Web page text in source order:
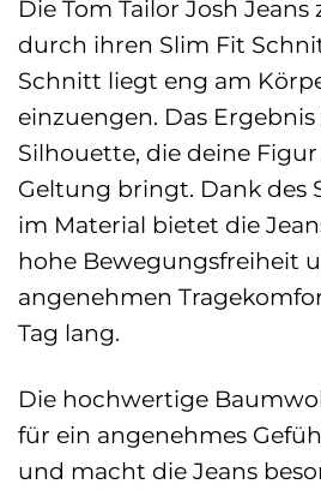
Die Tom Tailor Josh
durch ihren Slim Fit
Schnitt liegt eng am
einzuengen. Das
Silhouette, die deine
Geltung bringt. Dank des
im Material bietet die
hohe Bewegungsfreiheit
angenehmen
Tag lang.
Die hochwertige
für ein angenehmes
und macht die Jeans